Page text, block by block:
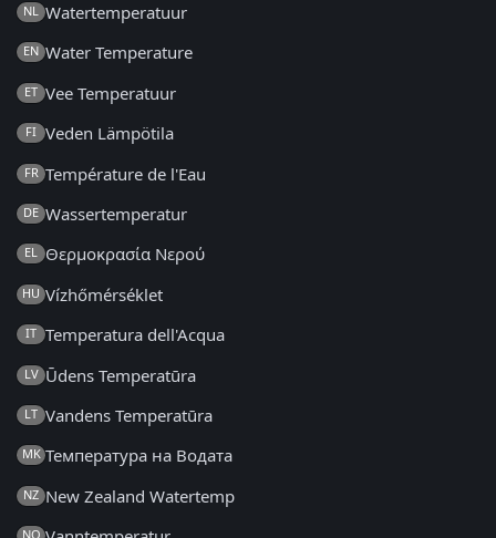
NL Watertemperatuur
EN Water Temperature
ET Vee Temperatuur
FI Veden Lämpötila
FR Température de l'Eau
DE Wassertemperatur
EL Θερμοκρασία Νερού
HU Vízhőmérséklet
IT Temperatura dell'Acqua
LV Ūdens Temperatūra
LT Vandens Temperatūra
MK Температура на Водата
NZ New Zealand Watertemp
NO